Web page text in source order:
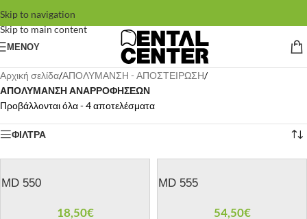
Skip to navigation
Skip to main content
ΜΕΝΟΥ
Αρχική σελίδα/ΑΠΟΛΥΜΑΝΣΗ - ΑΠΟΣΤΕΙΡΩΣΗ/
ΑΠΟΛΥΜΑΝΣΗ ΑΝΑΡΡΟΦΗΣΕΩΝ
Προβάλλονται όλα - 4 αποτελέσματα
ΦΙΛΤΡΑ
MD 550
18,50€
MD 555
54,50€